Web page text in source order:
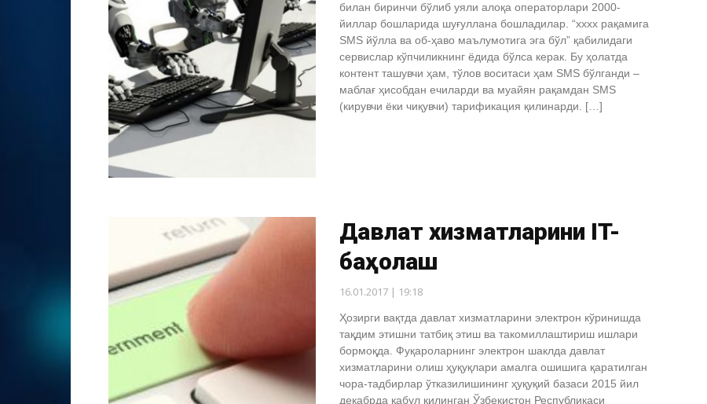
билан биринчи бўлиб уяли алоқа операторлари 2000-
йиллар бошларида шуғуллана бошладилар. “хххх рақамига
SMS йўлла ва об-ҳаво маълумотига эга бўл” қабилидаги
сервислар кўпчиликнинг ёдида бўлса керак. Бу ҳолатда
контент ташувчи ҳам, тўлов воситаси ҳам SMS бўлганди –
маблағ ҳисобдан ечиларди ва муайян рақамдан SMS
(кирувчи ёки чиқувчи) тарификация қилинарди. […]
Давлат хизматларини IT-
баҳолаш
16.01.2017 | 19:18
Ҳозирги вақтда давлат хизматларини электрон кўринишда
тақдим этишни татбиқ этиш ва такомиллаштириш ишлари
бормоқда. Фуқароларнинг электрон шаклда давлат
хизматларини олиш ҳуқуқлари амалга ошишига қаратилган
чора-тадбирлар ўтказилишининг ҳуқуқий базаси 2015 йил
декабрда қабул қилинган Ўзбекистон Республикаси